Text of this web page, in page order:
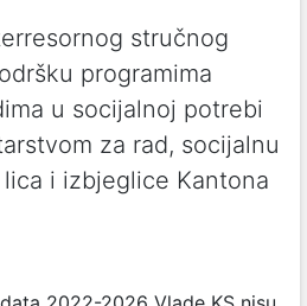
stručnog
programima
u socijalnoj potrebi
za rad, socijalnu
i izbjeglice Kantona